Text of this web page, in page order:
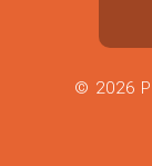
© 2026